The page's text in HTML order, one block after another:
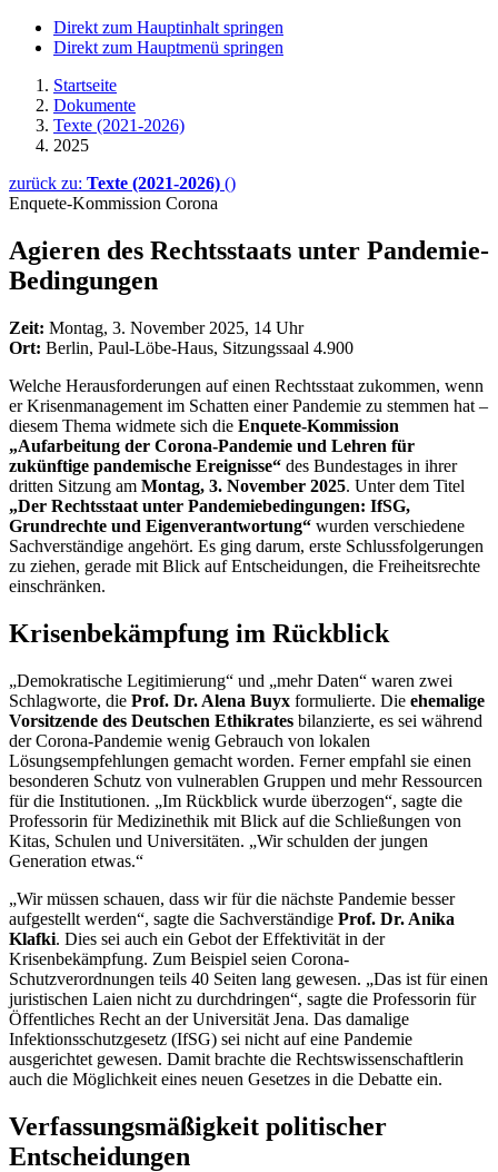
Direkt zum Hauptinhalt springen
Direkt zum Hauptmenü springen
Startseite
Dokumente
Texte (2021-2026)
2025
zurück zu: Texte (2021-2026) ()
Enquete-Kommission Corona
Agieren des Rechtsstaats unter Pandemie-
Bedingungen
Zeit: Montag, 3. November 2025, 14 Uhr
Ort: Berlin, Paul-Löbe-Haus, Sitzungssaal 4.900
Welche Herausforderungen auf einen Rechtsstaat zukommen, wenn
er Krisenmanagement im Schatten einer Pandemie zu stemmen hat –
diesem Thema widmete sich die Enquete-Kommission
„Aufarbeitung der Corona-Pandemie und Lehren für
zukünftige pandemische Ereignisse“ des Bundestages in ihrer
dritten Sitzung am Montag, 3. November 2025. Unter dem Titel
„Der Rechtsstaat unter Pandemiebedingungen: IfSG,
Grundrechte und Eigenverantwortung“ wurden verschiedene
Sachverständige angehört. Es ging darum, erste Schlussfolgerungen
zu ziehen, gerade mit Blick auf Entscheidungen, die Freiheitsrechte
einschränken.
Krisenbekämpfung im Rückblick
„Demokratische Legitimierung“ und „mehr Daten“ waren zwei
Schlagworte, die Prof. Dr. Alena Buyx formulierte. Die ehemalige
Vorsitzende des Deutschen Ethikrates bilanzierte, es sei während
der Corona-Pandemie wenig Gebrauch von lokalen
Lösungsempfehlungen gemacht worden. Ferner empfahl sie einen
besonderen Schutz von vulnerablen Gruppen und mehr Ressourcen
für die Institutionen. „Im Rückblick wurde überzogen“, sagte die
Professorin für Medizinethik mit Blick auf die Schließungen von
Kitas, Schulen und Universitäten. „Wir schulden der jungen
Generation etwas.“
„Wir müssen schauen, dass wir für die nächste Pandemie besser
aufgestellt werden“, sagte die Sachverständige Prof. Dr. Anika
Klafki. Dies sei auch ein Gebot der Effektivität in der
Krisenbekämpfung. Zum Beispiel seien Corona-
Schutzverordnungen teils 40 Seiten lang gewesen. „Das ist für einen
juristischen Laien nicht zu durchdringen“, sagte die Professorin für
Öffentliches Recht an der Universität Jena. Das damalige
Infektionsschutzgesetz (IfSG) sei nicht auf eine Pandemie
ausgerichtet gewesen. Damit brachte die Rechtswissenschaftlerin
auch die Möglichkeit eines neuen Gesetzes in die Debatte ein.
Verfassungsmäßigkeit politischer
Entscheidungen